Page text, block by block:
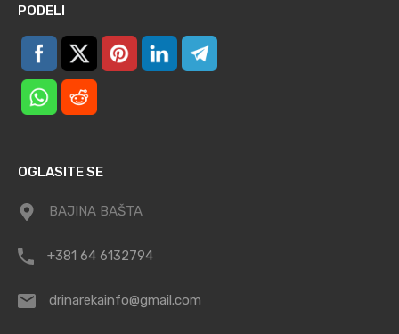
PODELI
OGLASITE SE
BAJINA BAŠTA
+381 64 6132794
drinarekainfo@gmail.com